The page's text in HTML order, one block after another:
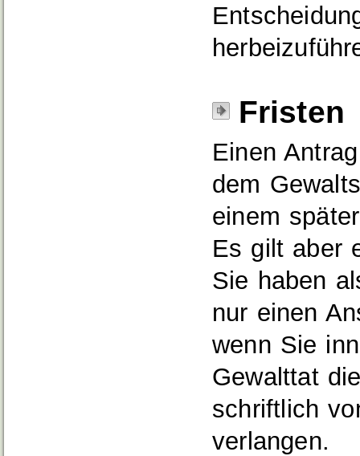
Fristen
Einen
dem
einem
Es gilt aber
Sie haben
nur einen
wenn Sie
Gewalttat
schriftlich
verlangen.